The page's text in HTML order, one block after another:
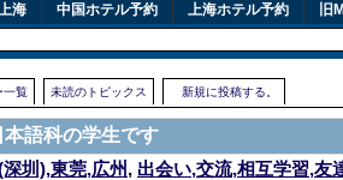
海 中国ホテル予約 上海ホテル予約 旧
一覧 未読のトピックス 新規に投稿する。
語科の学生です
圳),東莞,広州, 出会い,交流,相互学習,友